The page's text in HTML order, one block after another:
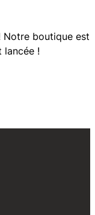
Notre boutique est
lancée !